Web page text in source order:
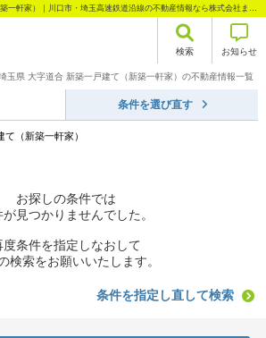
埼玉県 大字道合 新築一戸建て（新築一軒家）｜川口市・埼玉高速鉄道沿線の不動産情報なら株式会社まいほーむ
検索 お知らせ
玉県 大字道合 新築一戸建て（新築一軒家）の不動産情報一覧
条件を選び直す
（新築一軒家）
お探しの条件では
見つかりませんでした。
度条件を指定しなおして
検索をお願いいたします。
条件を指定し直して検索